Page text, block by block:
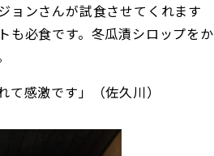
ョンさんが試食させてくれます
も必食です。冬瓜漬シロップをか
て感激です」（佐久川）